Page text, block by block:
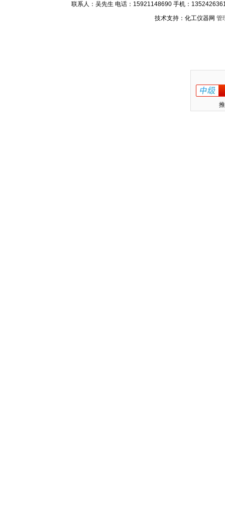
联系人：吴先生 电话：15921148690 手机：
技术支持：化工仪器网 管